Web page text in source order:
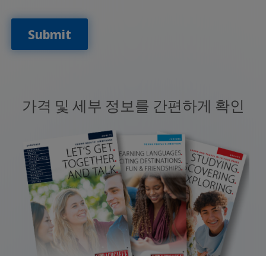
Submit
가격 및 세부 정보를 간편하게 확인